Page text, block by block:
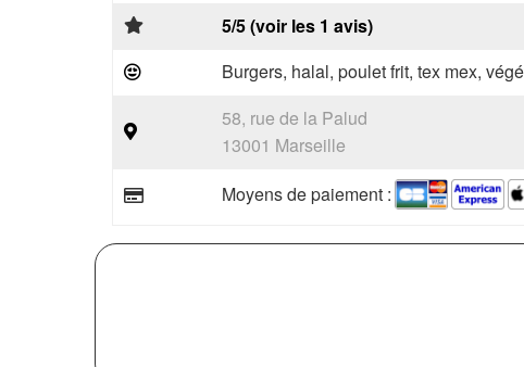
5/5 (voir les 1 avis)
Burgers, halal, poulet frit, tex mex,
58, rue de la Palud
13001 Marseille
Moyens de paiement :